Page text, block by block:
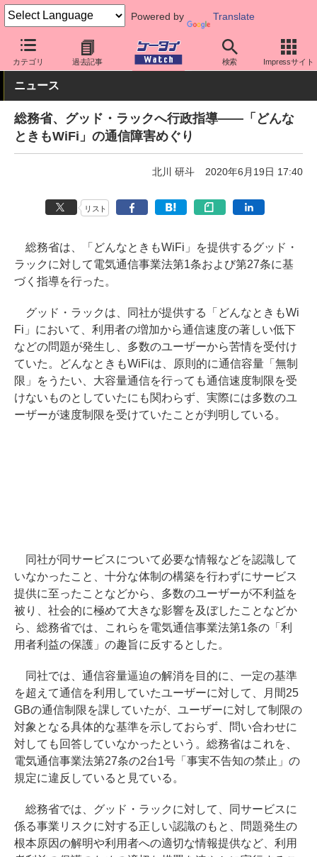
Powered by Translate
カテゴリ 過去記事 検索 Impressサイト
ケータイ Watch 業界動向 企業動向
ニュース
総務省、グッド・ラックへ行政指導――「どんな
ときもWiFi」の通信障害めぐり
北川 研斗 2020年6月19日 17:40
リスト
総務省は、「どんなときもWiFi」を提供するグッド・
ラックに対して電気通信事業法第1条および第27条に基
づく指導を行った。
グッド・ラックは、同社が提供する「どんなときもWi
Fi」において、利用者の増加から通信速度の著しい低下
などの問題が発生し、多数のユーザーから苦情を受付け
ていた。どんなときもWiFiは、原則的に通信容量「無制
限」をうたい、大容量通信を行っても通信速度制限を受
けないものとしていたにも関わらず、実際には多数のユ
ーザーが速度制限を受けていたことが判明している。
同社が同サービスについて必要な情報などを認識して
いなかったこと、十分な体制の構築を行わずにサービス
提供に至ったことなどから、多数のユーザーが不利益を
被り、社会的に極めて大きな影響を及ぼしたことなどか
ら、総務省では、これらを電気通信事業法第1条の「利
用者利益の保護」の趣旨に反するとした。
同社では、通信容量逼迫の解消を目的に、一定の基準
を超えて通信を利用していたユーザーに対して、月間25
GBの通信制限を課していたが、ユーザーに対して制限の
対象となる具体的な基準を示しておらず、問い合わせに
対しても回答していなかったという。総務省はこれを、
電気通信事業法第27条の2台1号「事実不告知の禁止」の
規定に違反していると見ている。
総務省では、グッド・ラックに対して、同サービスに
係る事業リスクに対する正しい認識のもと、問題発生の
根本原因の解明や利用者への適切な情報提供など、利用